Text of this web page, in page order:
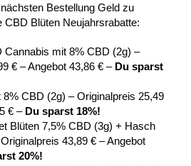
Bestellung Geld zu
CBD Blüten Neujahrsrabatte:
Cannabis mit 8% CBD (2g) –
€ – Angebot 43,86 € – Du sparst
CBD (2g) – Originalpreis 25,49
€ – Du sparst 18%!
Blüten 7,5% CBD (3g) + Hasch
43,89 € – Angebot
20%!